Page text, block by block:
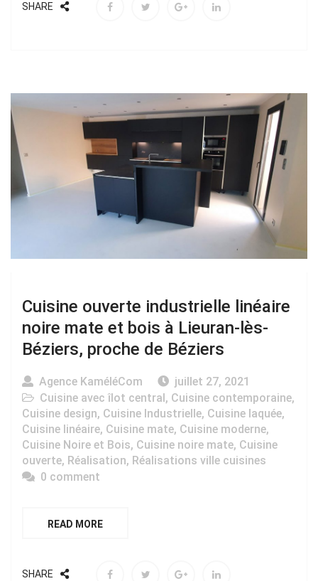
SHARE
Cuisine ouverte industrielle linéaire
noire mate et bois à Lieuran-lès-
Béziers, proche de Béziers
Agence KaméléCom
juillet 27, 2021
Cuisine avec îlot central , Cuisine contemporaine,
Cuisine design, Cuisine Industrielle, Cuisine laquée,
Cuisine linéaire, Cuisine mate, Cuisine moderne,
Cuisine Noire et Bois, Cuisine noire mate, Cuisine
ouverte, Réalisation, Réalisations ville cuisines
0 comment
READ MORE
SHARE